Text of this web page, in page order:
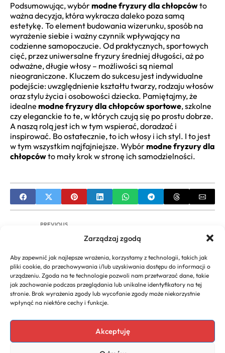
Zarządzaj zgodą
Aby zapewnić jak najlepsze wrażenia, korzystamy z technologii, takich jak
pliki cookie, do przechowywania i/lub uzyskiwania dostępu do informacji o
urządzeniu. Zgoda na te technologie pozwoli nam przetwarzać dane, takie
jak zachowanie podczas przeglądania lub unikalne identyfikatory na tej
stronie. Brak wyrażenia zgody lub wycofanie zgody może niekorzystnie
wpłynąć na niektóre cechy i funkcje.
Akceptuję
Podsumowując, wybórmodne fryzury dla chłopcówto
ważna decyzja, która wykracza daleko poza samą
estetykę. To element budowania wizerunku, sposób na
wyrażenie siebie i ważny czynnik wpływający na
codzienne samopoczucie. Od praktycznych, sportowych
cięć, przez uniwersalne fryzury średniej długości, aż po
odważne, długie włosy – możliwości są niemal
nieograniczone. Kluczem do sukcesu jest indywidualne
podejście: uwzględnienie kształtu twarzy, rodzaju włosów
oraz stylu życia i osobowości dziecka. Pamiętajmy, że
idealne modne fryzury dla chłopców sportowe, szkolne
czy eleganckie to te, w których czują się po prostu dobrze.
A naszą rolą jest ich w tym wspierać, doradzać i
inspirować. Bo ostatecznie, to ich włosy i ich styl. I to jest
w tym wszystkim najfajniejsze. Wybórmodne fryzury dla
chłopcówto mały krok w stronę ich samodzielności.
PREVIOUS
Modne męskie loczki – Jak osiągnąć i
NEXT
Długi Bob z Grzywką – Kompletny Przewodnik po
Fryzurze
Copyright 2026. All rights